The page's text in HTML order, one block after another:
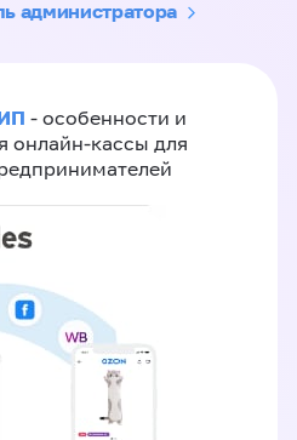
администратора
- особенности и
онлайн-кассы для